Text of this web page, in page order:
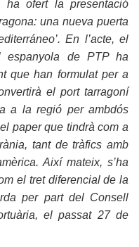
ofert la presentació
una nueva puerta
En l’acte, el
espanyola de PTP ha
que han formulat per a
el port tarragoní
a la regió per ambdós
paper que tindrà com a
tant de tràfics amb
Així mateix, s’ha
el tret diferencial de la
per part del Consell
el passat 27 de